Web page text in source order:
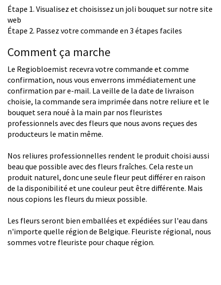
Étape 1. Visualisez et choisissez un joli bouquet sur notre site
web
Étape 2. Passez votre commande en 3 étapes faciles
Comment ça marche
Le Regiobloemist recevra votre commande et comme
confirmation, nous vous enverrons immédiatement une
confirmation par e-mail. La veille de la date de livraison
choisie, la commande sera imprimée dans notre reliure et le
bouquet sera noué à la main par nos fleuristes
professionnels avec des fleurs que nous avons reçues des
producteurs le matin même.
Nos reliures professionnelles rendent le produit choisi aussi
beau que possible avec des fleurs fraîches. Cela reste un
produit naturel, donc une seule fleur peut différer en raison
de la disponibilité et une couleur peut être différente. Mais
nous copions les fleurs du mieux possible.
Les fleurs seront bien emballées et expédiées sur l'eau dans
n'importe quelle région de Belgique. Fleuriste régional, nous
sommes votre fleuriste pour chaque région.